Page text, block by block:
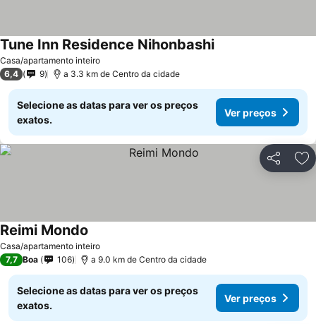
Casa/apartamento inteiro
Tune Inn Residence Nihonbashi
6,4 9 a 3.3 km de Centro da cidade
Selecione as datas para ver os preços
exatos.
Ver preços
Partilhar
Casa/apartamento inteiro
Reimi Mondo
7,7 Boa 106 a 9.0 km de Centro da cidade
Selecione as datas para ver os preços
exatos.
Ver preços